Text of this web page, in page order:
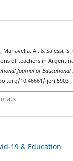
A., & Salessi, S.
of teachers in
Journal of Educational
10.46661/ijeri.5903
19 & Education